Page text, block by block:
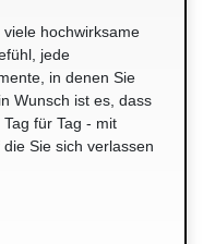
hochwirksame
jede
in denen Sie
Wunsch ist es, dass
für Tag - mit
Sie sich verlassen